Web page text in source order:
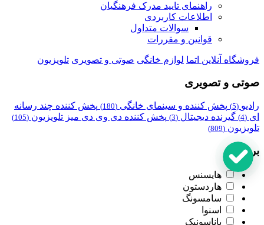
راهنمای تایید مدرک فرهنگیان
اطلاعات کاربردی
سوالات متداول
قوانین و مقررات
فروشگاه آنلاین اتما لوازم خانگی صوتی و تصویری تلویزیون
صوتی و تصویری
رادیو (5) پخش کننده و سینمای خانگی (180)
پخش کننده چند رسانه
ای (4) گیرنده دیجیتال (3) پخش کننده دی وی دی میز تلویزیون (105)
تلویزیون (809)
برند
هایسنس
هاردستون
سامسونگ
اسنوا
پاناسونیک